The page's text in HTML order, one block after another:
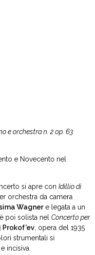
e orchestra n. 2 op. 63
e Novecento nel
si apre con Idillio di
orchestra da camera
Wagnere legata a un
è poi solista nel Concerto per
, opera del 1935
strumentali si
incisiva.